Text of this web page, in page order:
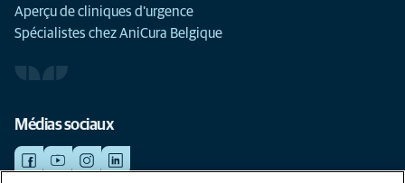
Aperçu de cliniques d'urgence
Spécialistes chez AniCura Belgique
Médias sociaux